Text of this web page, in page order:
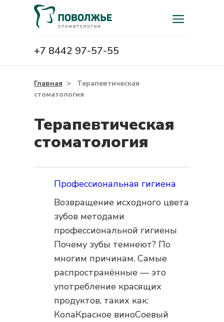
+7 8442 97-57-55
Главная >
Терапевтическая
стоматология
Терапевтическая
стоматология
Профессиональная гигиена
Возвращение исходного цвета
зубов методами
профессиональной гигиены
Почему зубы темнеют? По
многим причинам. Самые
распространённые — это
употребление красящих
продуктов, таких как:
КолаКрасное виноСоевый